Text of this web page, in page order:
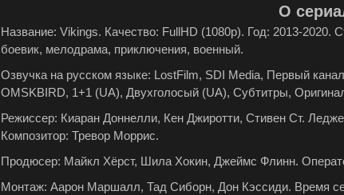
О
Название: Vikings. Качество: FullHD (1080p). Год: 2013-
боевик, мелодрама, приключения, военный.
Озвучка на русском языке: LostFilm, SDI Media, Первый
OMSKBIRD, 1+1 (UA), Двухголосый (UA), Субтитры,
Режиссер: Киаран Доннелли, Кен Джиротти, Стивен Ст.
Композитор: Тревор Моррис.
Продюсер: Майкл Хёрст, Шила Хокин, Джеймс Флинн.
Монтаж: Аарон Маршалл, Тад Сиборн, Дон Кэссиди. Время